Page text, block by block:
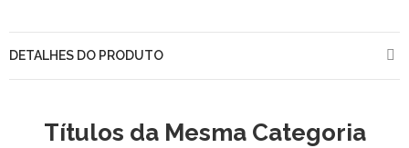
DETALHES DO PRODUTO
Títulos da Mesma Categoria